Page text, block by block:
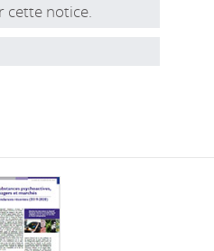
cette notice.